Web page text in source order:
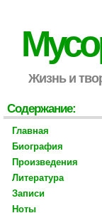
Жизнь и
Содержание:
Главная
Биография
Произведения
Литература
Записи
Ноты